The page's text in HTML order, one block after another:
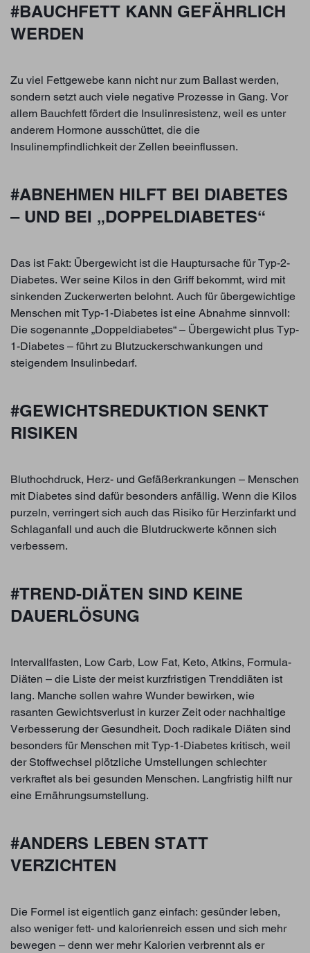
#BAUCHFETT KANN GEFÄHRLICH
WERDEN
Zu viel Fettgewebe kann nicht nur zum Ballast werden,
sondern setzt auch viele negative Prozesse in Gang. Vor
allem Bauchfett fördert die Insulinresistenz, weil es unter
anderem Hormone ausschüttet, die die
Insulinempfindlichkeit der Zellen beeinflussen.
#ABNEHMEN HILFT BEI DIABETES
– UND BEI „DOPPELDIABETES“
Das ist Fakt: Übergewicht ist die Hauptursache für Typ-2-
Diabetes. Wer seine Kilos in den Griff bekommt, wird mit
sinkenden Zuckerwerten belohnt. Auch für übergewichtige
Menschen mit Typ-1-Diabetes ist eine Abnahme sinnvoll:
Die sogenannte „Doppeldiabetes“ – Übergewicht plus Typ-
1-Diabetes – führt zu Blutzuckerschwankungen und
steigendem Insulinbedarf.
#GEWICHTSREDUKTION SENKT
RISIKEN
Bluthochdruck, Herz- und Gefäßerkrankungen – Menschen
mit Diabetes sind dafür besonders anfällig. Wenn die Kilos
purzeln, verringert sich auch das Risiko für Herzinfarkt und
Schlaganfall und auch die Blutdruckwerte können sich
verbessern.
#TREND-DIÄTEN SIND KEINE
DAUERLÖSUNG
Intervallfasten, Low Carb, Low Fat, Keto, Atkins, Formula-
Diäten – die Liste der meist kurzfristigen Trenddiäten ist
lang. Manche sollen wahre Wunder bewirken, wie
rasanten Gewichtsverlust in kurzer Zeit oder nachhaltige
Verbesserung der Gesundheit. Doch radikale Diäten sind
besonders für Menschen mit Typ-1-Diabetes kritisch, weil
der Stoffwechsel plötzliche Umstellungen schlechter
verkraftet als bei gesunden Menschen. Langfristig hilft nur
eine Ernährungsumstellung.
#ANDERS LEBEN STATT
VERZICHTEN
Die Formel ist eigentlich ganz einfach: gesünder leben,
also weniger fett- und kalorienreich essen und sich mehr
bewegen – denn wer mehr Kalorien verbrennt als er